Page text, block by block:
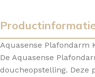
TOPBLADEN
Aquasense Plafondarm
De Aquasense
doucheopstelling. Deze